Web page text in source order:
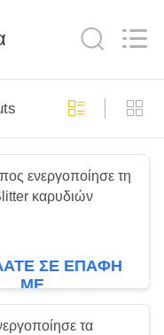
ενεργοποίησε τη
καρυδιών
ΣΕ ΕΠΑΦΉ
ΜΕ
τα